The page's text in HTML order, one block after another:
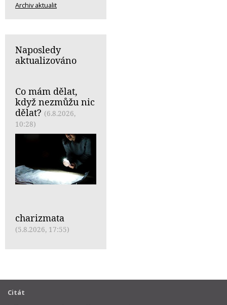
Archiv aktualit
Naposledy
aktualizováno
Co mám dělat,
když nezmůžu nic
dělat? (6.8.2026,
10:28)
charizmata
(5.8.2026, 17:55)
Citát